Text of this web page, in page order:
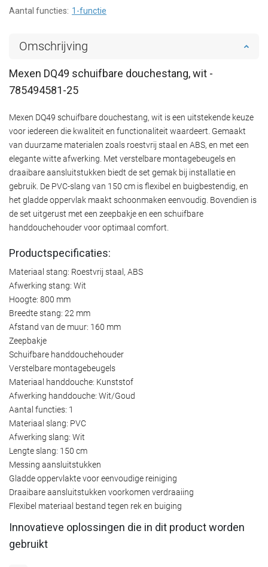
Aantal functies: 1-functie
Omschrijving
Mexen DQ49 schuifbare douchestang, wit -
785494581-25
Mexen DQ49 schuifbare douchestang, wit is een uitstekende keuze
voor iedereen die kwaliteit en functionaliteit waardeert. Gemaakt
van duurzame materialen zoals roestvrij staal en ABS, en met een
elegante witte afwerking. Met verstelbare montagebeugels en
draaibare aansluitstukken biedt de set gemak bij installatie en
gebruik. De PVC-slang van 150 cm is flexibel en buigbestendig, en
het gladde oppervlak maakt schoonmaken eenvoudig. Bovendien is
de set uitgerust met een zeepbakje en een schuifbare
handdouchehouder voor optimaal comfort.
Productspecificaties:
Materiaal stang: Roestvrij staal, ABS
Afwerking stang: Wit
Hoogte: 800 mm
Breedte stang: 22 mm
Afstand van de muur: 160 mm
Zeepbakje
Schuifbare handdouchehouder
Verstelbare montagebeugels
Materiaal handdouche: Kunststof
Afwerking handdouche: Wit/Goud
Aantal functies: 1
Materiaal slang: PVC
Afwerking slang: Wit
Lengte slang: 150 cm
Messing aansluitstukken
Gladde oppervlakte voor eenvoudige reiniging
Draaibare aansluitstukken voorkomen verdraaiing
Flexibel materiaal bestand tegen rek en buiging
Innovatieve oplossingen die in dit product worden
gebruikt